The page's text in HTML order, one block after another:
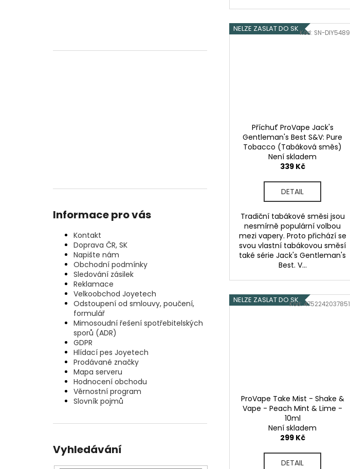
Informace pro vás
Kontakt
Doprava ČR, SK
Napište nám
Obchodní podmínky
Sledování zásilek
Reklamace
Velkoobchod Joyetech
Odstoupení od smlouvy, poučení,
formulář
Mimosoudní řešení spotřebitelských
sporů (ADR)
GDPR
Hlídací pes Joyetech
Prodávané značky
Mapa serveru
Hodnocení obchodu
Věrnostní program
Slovník pojmů
Vyhledávání
NELZE ZASLAT DO SK
Příchuť ProVape Jack's
Gentleman's Best S&V: Pure
Tobacco (Tabáková směs)
10ml
Není skladem
339 Kč
DETAIL
Tradiční tabákové směsi jsou
nesmírně populární volbou
mezi vapery. Proto přichází se
svou vlastní tabákovou směsí
také série Jack's Gentleman's
Best. V...
Kód: SN-DIY5489
NELZE ZASLAT DO SK
ProVape Take Mist - Shake &
Vape - Peach Mint & Lime -
10ml
Není skladem
299 Kč
DETAIL
Kód:4752242037851